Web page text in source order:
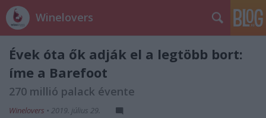
Winelovers
Évek óta ők adják el a legtöbb bort:
íme a Barefoot
270 millió palack évente
Winelovers • 2019. július 29.